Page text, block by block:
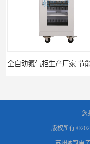
您
版权所有